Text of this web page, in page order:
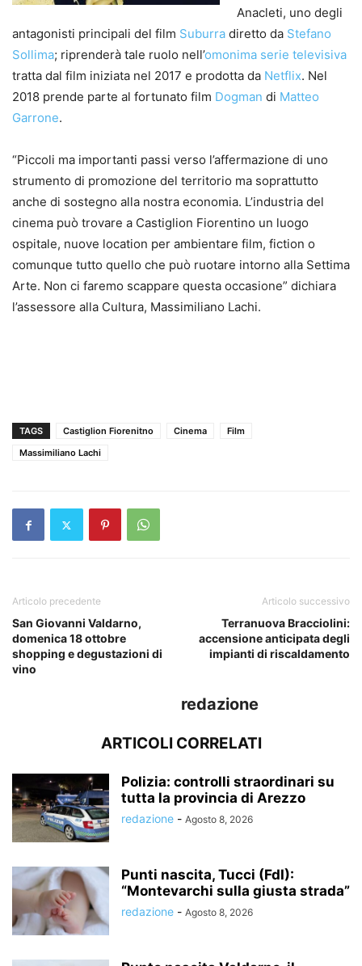
Anacleti, uno degli
antagonisti principali del film Suburra diretto da Stefano
Sollima; riprenderà tale ruolo nell’omonima serie televisiva
tratta dal film iniziata nel 2017 e prodotta da Netflix. Nel
2018 prende parte al fortunato film Dogman di Matteo
Garrone.
“Piccoli ma importanti passi verso l’affermazione di uno
strumento di promozione del territorio ma soprattutto
anche di sostegno alla nostra economia. L’industria del
cinema può trovare a Castiglion Fiorentino un luogo
ospitale, nuove location per ambientare film, fiction o
comunque tutto quello che può ruotare intorno alla Settima
Arte. Non ci faremo scappare questa occasione” dichiara
l’assessore alla Cultura, Massimiliano Lachi.
TAGS Castiglion Fiorenitno Cinema
Film
Massimiliano Lachi
Articolo precedente
San Giovanni Valdarno,
domenica 18 ottobre
shopping e degustazioni di
vino
Articolo successivo
Terranuova Bracciolini:
accensione anticipata degli
impianti di riscaldamento
redazione
ARTICOLI CORRELATI
Polizia: controlli straordinari su
tutta la provincia di Arezzo
redazione - Agosto 8, 2026
Punti nascita, Tucci (FdI):
“Montevarchi sulla giusta strada”
redazione - Agosto 8, 2026